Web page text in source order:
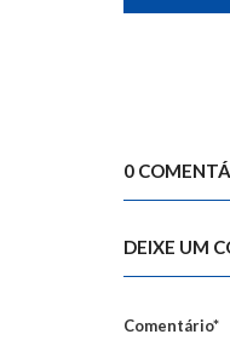
0
DEIXE UM
Comentário*